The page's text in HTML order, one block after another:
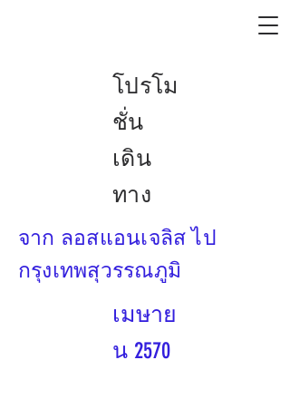
โปรโม
ชั่น
เดิน
ทาง
จาก ลอสแอนเจลิส ไป
กรุงเทพสุวรรณภูมิ
เมษาย
น 2570